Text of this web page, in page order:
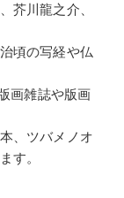
芥川龍之介、
頃の写経や仏
画雑誌や版画
、ツバメノオ
す。